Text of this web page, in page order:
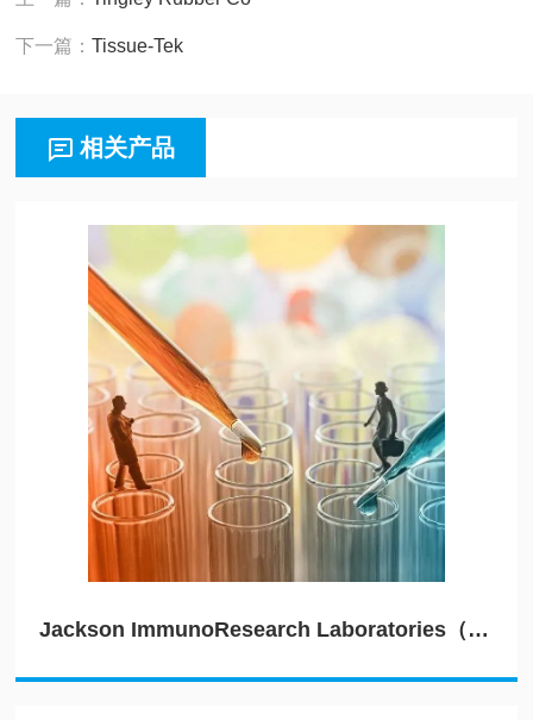
下一篇：Tissue-Tek
相关产品
Jackson ImmunoResearch Laboratories（JIRL）